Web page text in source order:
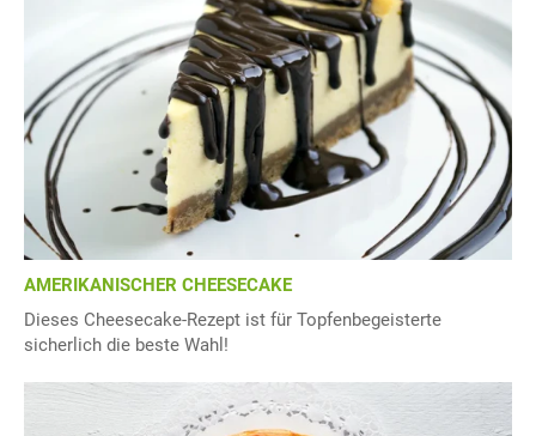
AMERIKANISCHER CHEESECAKE
Dieses Cheesecake-Rezept ist für Topfenbegeisterte
sicherlich die beste Wahl!